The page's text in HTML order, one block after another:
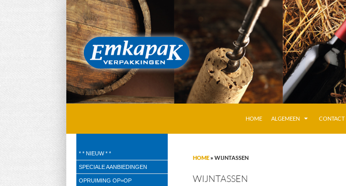
HOME
ALGEMEEN CONTACT
HOME» WIJNTASSEN
WIJNTASSEN
Verpakkingen
* * NIEUW * *
SPECIALE AANBIEDINGEN
OPRUIMING OP=OP